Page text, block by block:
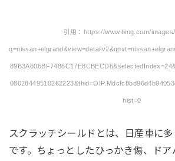
引用：https://www.bing.com/
hist=0
スクラッチシールドとは、日産車に
です。ちょっとしたひっかき傷、ド